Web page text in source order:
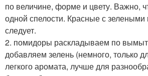
по величине, форме и цвету. Важно,
одной спелости. Красные с
следует.
2. помидоры раскладываем по
добавляем зелень (немного, только
легкого аромата, лучше для